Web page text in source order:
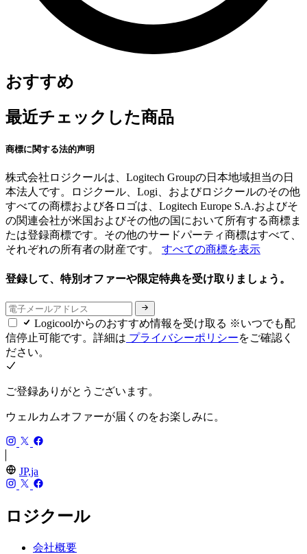
おすすめ
最近チェックした商品
商標に関する法的声明
株式会社ロジクールは、Logitech Groupの日本地域担当の日
本法人です。ロジクール、Logi、およびロジクールのその他
すべての商標および各ロゴは、Logitech Europe S.A.およびそ
の関連会社が米国およびその他の国において所有する商標ま
たは登録商標です。その他のサードパーティ商標はすべて、
それぞれの所有者の財産です。 すべての商標を表示
登録して、特別オファーや限定特典を受け取りましょう。
Logicoolからのおすすめ情報を受け取る ※いつでも配
信停止可能です。詳細は プライバシーポリシーをご確認く
ださい。
ご登録ありがとうございます。
ウェルカムオファーが届くのをお楽しみに。
JP,ja
ロジクール
会社概要